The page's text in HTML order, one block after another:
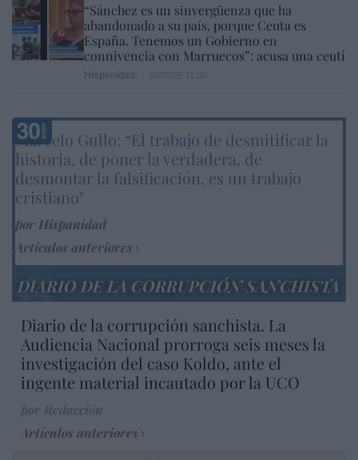
“Sánchez es un sinvergüenza que ha
abandonado a su país, porque Ceuta es
España. Tenemos un Gobierno en
connivencia con Marruecos”: acusa una ceutí
Marcelo Gullo: “El trabajo de desmitificar la
historia, de poner la verdadera, de
desmontar la falsificación, es un trabajo
cristiano"
por Hispanidad
Artículos anteriores
DIARIO DE LA CORRUPCIÓN SANCHISTA
Diario de la corrupción sanchista. La
Audiencia Nacional prorroga seis meses la
investigación del caso Koldo, ante el
ingente material incautado por la UCO
Artículos anteriores